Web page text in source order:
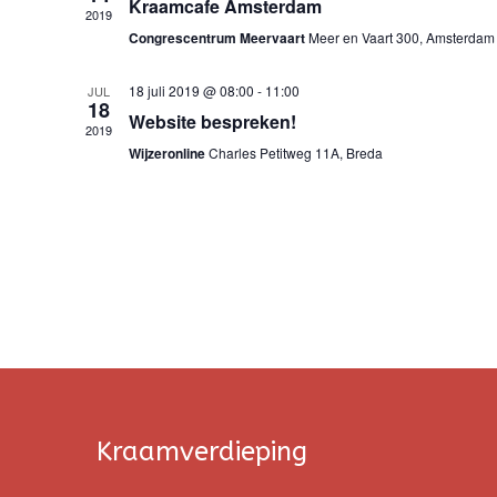
2019 Kraamcafe Amsterdam
Congrescentrum MeervaartMeer en Vaart 300, Amsterdam
JUL
18
2019
18 juli 2019 @ 08:00 - 11:00
Website bespreken!
WijzeronlineCharles Petitweg 11A, Breda
Kraamverdieping